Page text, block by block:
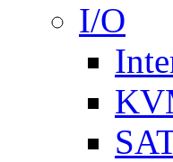
I/O